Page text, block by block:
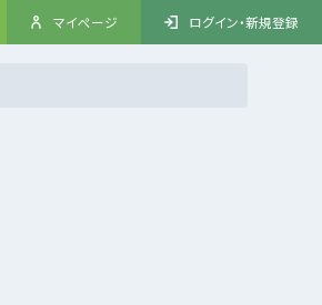
マイページ ログイン・新規登録